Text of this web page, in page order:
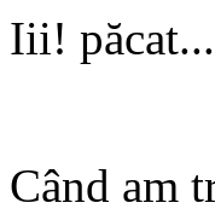
Iii!
Când am